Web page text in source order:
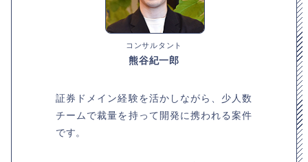
コンサルタント
熊谷紀一郎
証券ドメイン経験を活かしながら、少人数
チームで裁量を持って開発に携われる案件
です。